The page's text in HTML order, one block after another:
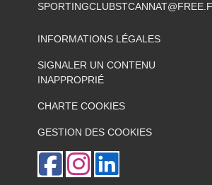
INFORMATIONS LÉGALES
SIGNALER UN CONTENU
INAPPROPRIÉ
CHARTE COOKIES
GESTION DES COOKIES